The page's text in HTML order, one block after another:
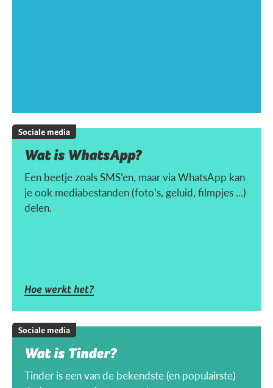
Sociale media
Wat is WhatsApp?
Een beetje zoals SMS’en, maar via WhatsApp kan
je ook mediabestanden (foto’s, geluid, filmpjes ...)
delen.
Hoe werkt het?
Sociale media
Wat is Tinder?
Tinder is een van de bekendste (en populairste)